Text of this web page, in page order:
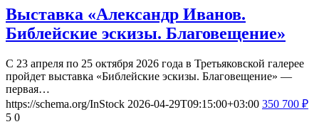
Выставка «Александр Иванов.
Библейские эскизы. Благовещение»
С 23 апреля по 25 октября 2026 года в Третьяковской галерее
пройдет выставка «Библейские эскизы. Благовещение» —
первая…
https://schema.org/InStock 2026-04-29T09:15:00+03:00 350 700 ₽
5 0